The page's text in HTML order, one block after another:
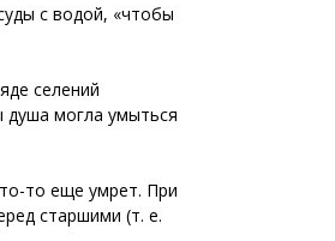
с водой, «чтобы
селений
душа могла умыться
то еще умрет. При
старшими (т. е.